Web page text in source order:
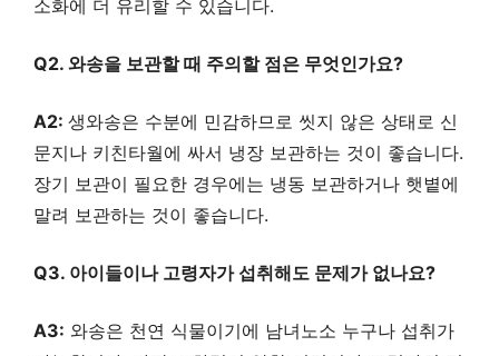
소화에 더 유리할 수 있습니다.
Q2. 와송을 보관할 때 주의할 점은 무엇인가요?
A2: 생와송은 수분에 민감하므로 씻지 않은 상태로 신
문지나 키친타월에 싸서 냉장 보관하는 것이 좋습니다.
장기 보관이 필요한 경우에는 냉동 보관하거나 햇볕에
말려 보관하는 것이 좋습니다.
Q3. 아이들이나 고령자가 섭취해도 문제가 없나요?
A3: 와송은 천연 식물이기에 남녀노소 누구나 섭취가